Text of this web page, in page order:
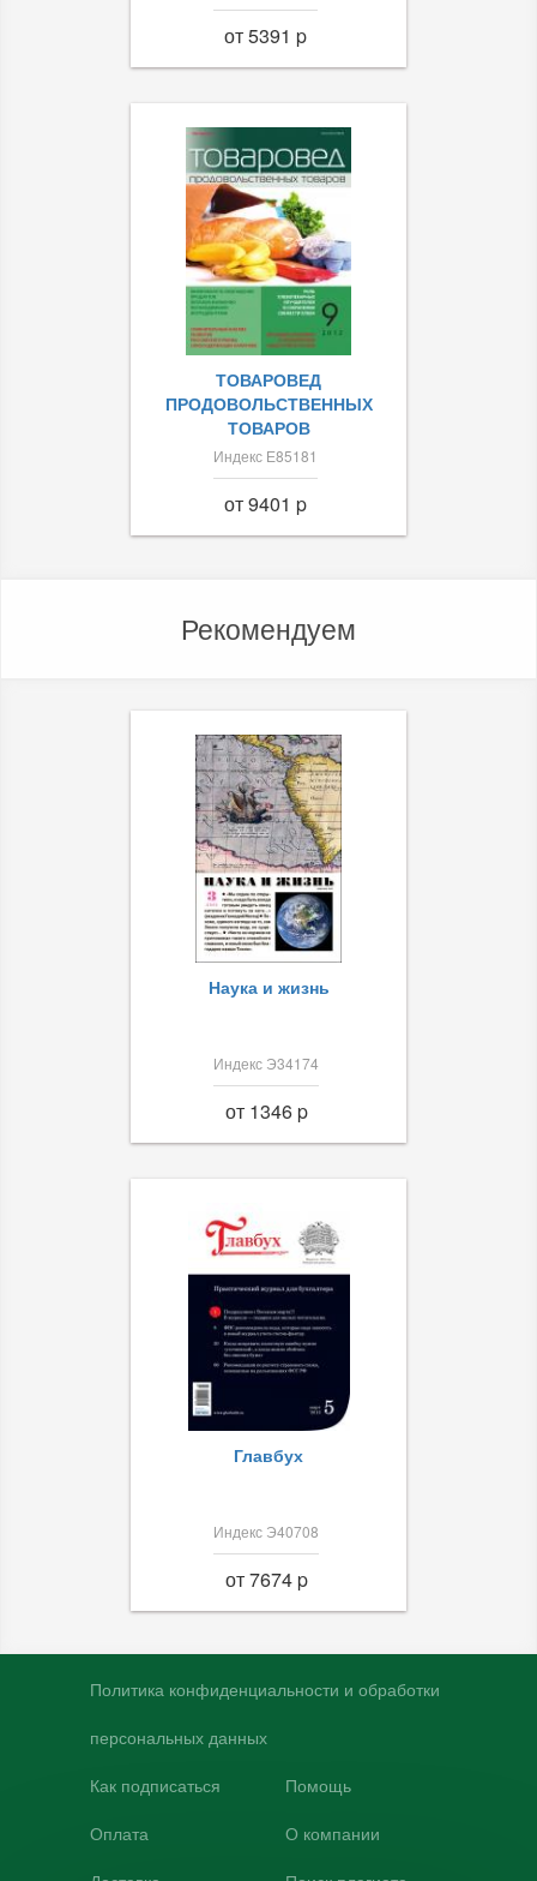
от 5391 p
ТОВАРОВЕД
ПРОДОВОЛЬСТВЕННЫХ
ТОВАРОВ
Индекс Е85181
от 9401 p
Рекомендуем
Наука и жизнь
Индекс Э34174
от 1346 p
Главбух
Индекс Э40708
от 7674 p
Политика конфиденциальности и обработки
персональных данных
Как подписаться
Оплата
Помощь
О компании